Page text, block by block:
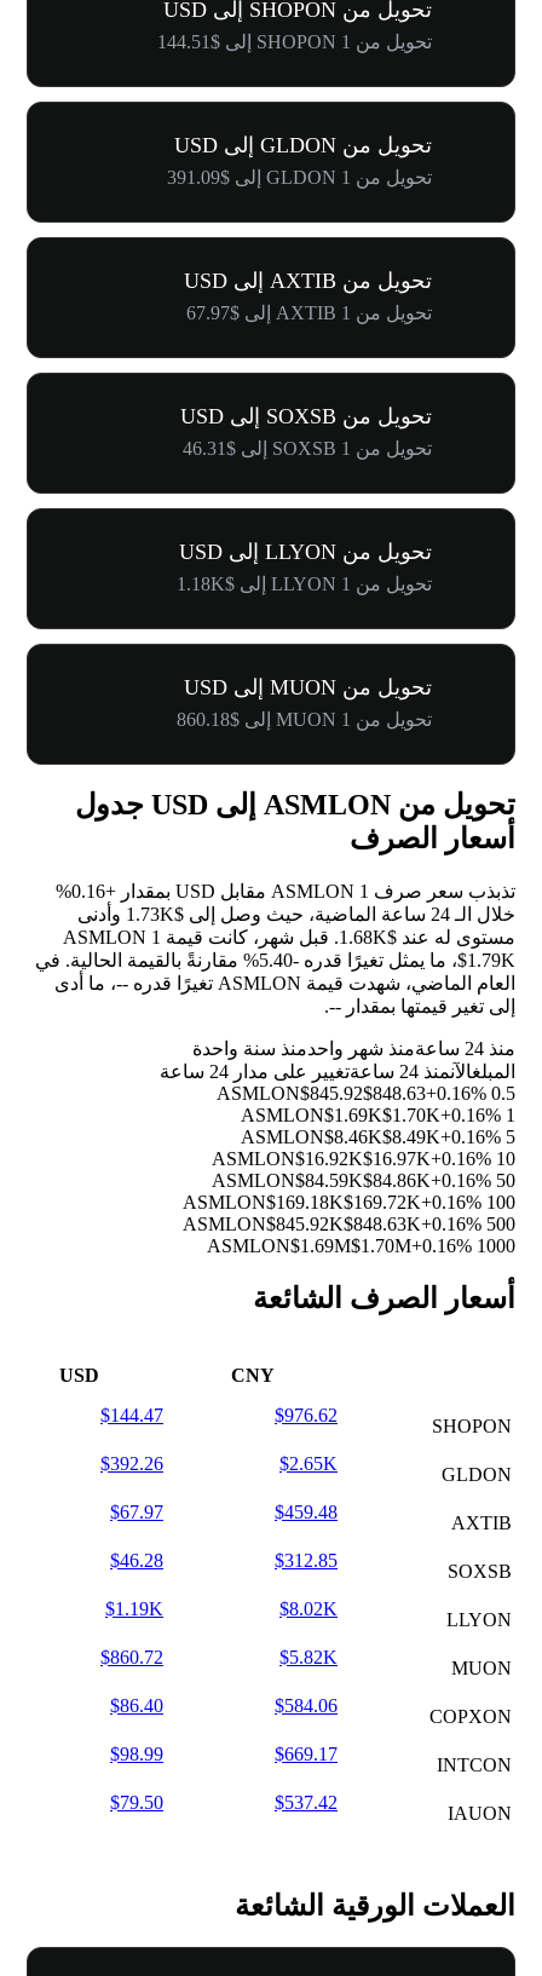
تحويل من SHOPON إلى USD
تحويل من 1 SHOPON إلى $144.51
تحويل من GLDON إلى USD
تحويل من 1 GLDON إلى $391.09
تحويل من AXTIB إلى USD
تحويل من 1 AXTIB إلى $67.97
تحويل من SOXSB إلى USD
تحويل من 1 SOXSB إلى $46.31
تحويل من LLYON إلى USD
تحويل من 1 LLYON إلى $1.18K
تحويل من MUON إلى USD
تحويل من 1 MUON إلى $860.18
تحويل من ASMLON إلى USD جدول
أسعار الصرف
تذبذب سعر صرف 1 ASMLON مقابل USD بمقدار
+0.16%
خلال الـ 24 ساعة الماضية، حيث وصل إلى $1.73K وأدنى
مستوى له عند $1.68K. قبل شهر، كانت قيمة 1 ASMLON
$1.79K، ما يمثل تغيرًا قدره
-5.40%
مقارنةً بالقيمة الحالية. في
العام الماضي، شهدت قيمة ASMLON تغيرًا قدره
--، ما أدى
إلى تغير قيمتها بمقدار --
.
منذ 24 ساعة منذ شهر واحدمنذ سنة واحدة
المبلغالآنمنذ 24 ساعة
تغيير على مدار 24 ساعة
0.5 ASMLON
$845.92$848.63+0.16%
1 ASMLON
$1.69K$1.70K+0.16%
5 ASMLON
$8.46K$8.49K+0.16%
10 ASMLON
$16.92K$16.97K+0.16%
50 ASMLON
$84.59K$84.86K+0.16%
100 ASMLON
$169.18K$169.72K+0.16%
500 ASMLON
$845.92K$848.63K+0.16%
1000 ASMLON
$1.69M$1.70M+0.16%
أسعار الصرف الشائعة
CNY
USD
SHOPON
$976.62
$144.47
GLDON
$2.65K
$392.26
AXTIB
$459.48
$67.97
SOXSB
$312.85
$46.28
LLYON
$8.02K
$1.19K
MUON
$5.82K
$860.72
COPXON
$584.06
$86.40
INTCON
$669.17
$98.99
IAUON
$537.42
$79.50
العملات الورقية الشائعة